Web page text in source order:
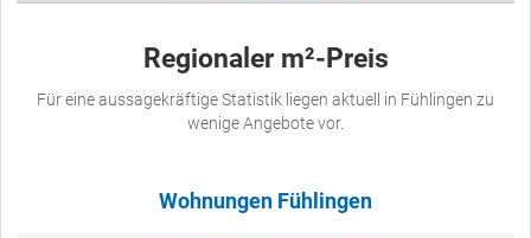
Regionaler m²-Preis
Für eine aussagekräftige Statistik liegen aktuell in Fühlingen zu
wenige Angebote vor.
Wohnungen Fühlingen